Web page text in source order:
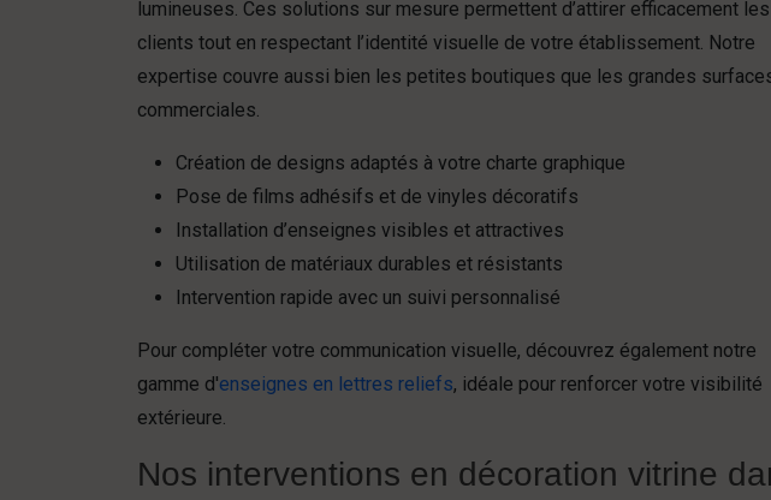
lumineuses. Ces solutions sur mesure permettent d’attirer efficacement les
clients tout en respectant l’identité visuelle de votre établissement. Notre
expertise couvre aussi bien les petites boutiques que les grandes
commerciales.
Création de designs adaptés à votre charte graphique
Pose de films adhésifs et de vinyles décoratifs
Installation d’enseignes visibles et attractives
Utilisation de matériaux durables et résistants
Intervention rapide avec un suivi personnalisé
Pour compléter votre communication visuelle, découvrez également notre
gamme d'enseignes en lettres reliefs, idéale pour renforcer votre visibilité
extérieure.
Nos interventions en décoration vitrine